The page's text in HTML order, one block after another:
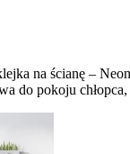
na ścianę –
do pokoju